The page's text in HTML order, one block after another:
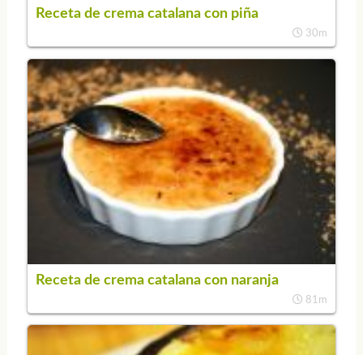
Receta de crema catalana con piña
30m
Receta de crema catalana con naranja
81m